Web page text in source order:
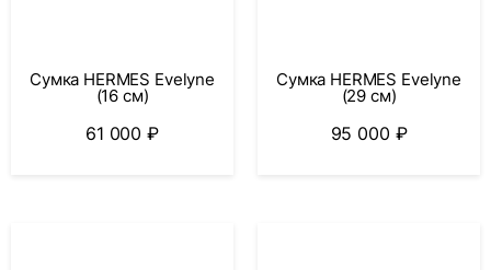
Сумка HERMES Evelyne
(16 см)
61 000₽
Сумка HERMES Evelyne
(29 см)
95 000 ₽